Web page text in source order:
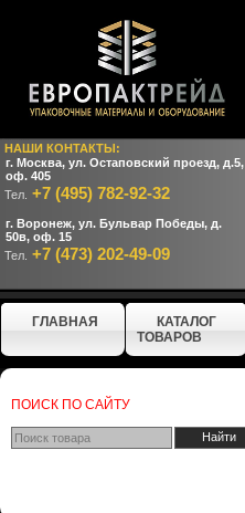
НАШИ КОНТАКТЫ:
г. Москва, ул. Остаповский проезд, д.5,
оф. 405
Тел. +7 (495) 782-92-32
г. Воронеж, ул. Бульвар Победы, д.
50в, оф. 15
Тел. +7 (473) 202-49-09
ГЛАВНАЯ
КАТАЛОГ
ТОВАРОВ
ПОИСК ПО САЙТУ